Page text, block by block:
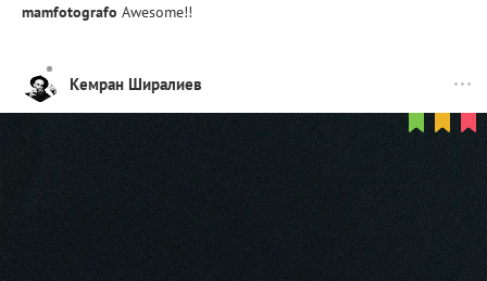
mamfotografo Awesome!!
Кемран Ширалиев